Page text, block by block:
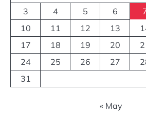
3
4 5 6
10
11 12 13
17
18 19 20
24
25 26 27
31
« May